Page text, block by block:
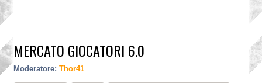
MERCATO GIOCATORI 6.0
Moderatore: Thor41